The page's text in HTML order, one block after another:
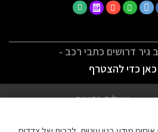
גיר דרושים כתבי רכב -
כדי להצטרף
שאלות נפוצות